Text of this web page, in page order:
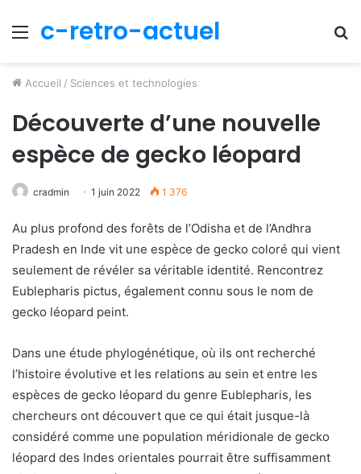
Menu
c-retro-actuel
Accueil / Sciences et technologies
Découverte d’une nouvelle
espèce de gecko léopard
cradmin 1 juin 2022 1 376
Au plus profond des forêts de l’Odisha et de l’Andhra
Pradesh en Inde vit une espèce de gecko coloré qui vient
seulement de révéler sa véritable identité. Rencontrez
Eublepharis pictus, également connu sous le nom de
gecko léopard peint.
Dans une étude phylogénétique, où ils ont recherché
l’histoire évolutive et les relations au sein et entre les
espèces de gecko léopard du genre Eublepharis, les
chercheurs ont découvert que ce qui était jusque-là
considéré comme une population méridionale de gecko
léopard des Indes orientales pourrait être suffisamment